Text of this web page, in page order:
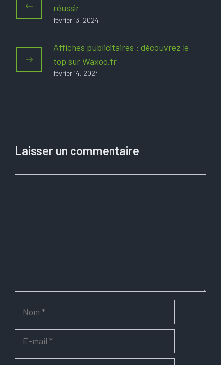
réussir
février 13, 2024
Affiches publicitaires : découvrez le
top sur Waxoo.fr
février 14, 2024
Laisser un commentaire